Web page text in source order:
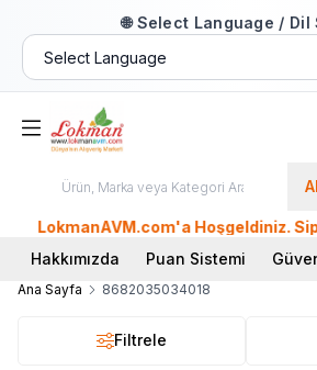
🌐 Select Language / Dil
LokmanAVM.com'a Hoşgeldiniz.
Hakkımızda
Puan Sistemi
Ana Sayfa 8682035034018
Filtrele